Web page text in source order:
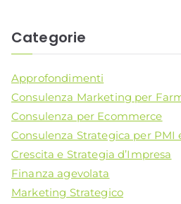
Categorie
Approfondimenti
Consulenza Marketing per
Consulenza per Ecommerce
Consulenza Strategica per PMI
Crescita e Strategia d’Impresa
Finanza agevolata
Marketing Strategico